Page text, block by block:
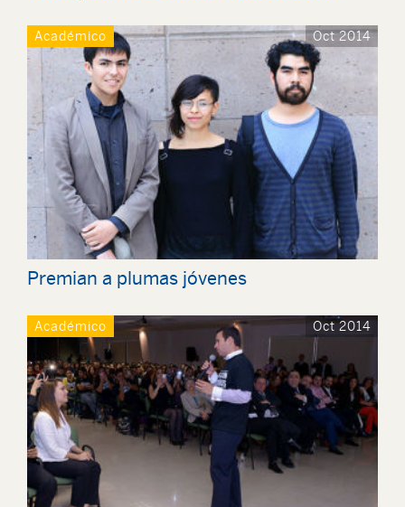
Académico Oct 2014
Premian a plumas jóvenes
Académico Oct 2014